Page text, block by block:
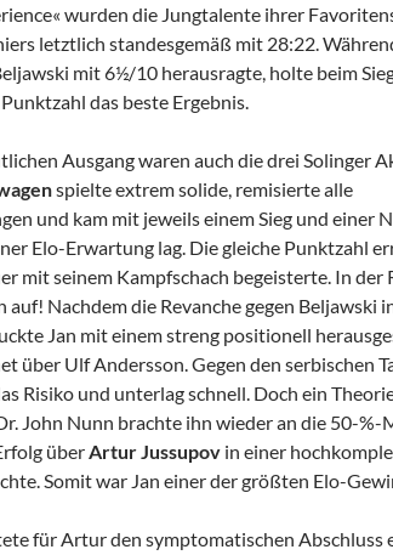
wurden die Jungtalente ihrer
letztlich standesgemäß mit 28:22.
mit 6½/10 herausragte, holte beim
das beste Ergebnis.
Ausgang waren auch die drei Solinger
spielte extrem solide, remisierte alle
und kam mit jeweils einem Sieg und einer
Elo-Erwartung lag. Die gleiche Punktzahl
mit seinem Kampfschach begeisterte. In der
Nachdem die Revanche gegen Beljawski
Jan mit einem streng positionell
über Ulf Andersson. Gegen den serbischen
Risiko und unterlag schnell. Doch ein
John Nunn brachte ihn wieder an die 50-%-
überArtur Jussupov in einer
Somit war Jan einer der größten Elo-
für Artur den symptomatischen Abschluss